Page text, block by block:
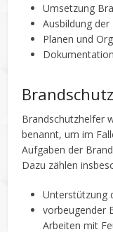
Umsetzung
Ausbildung
Planen und
Brandschutzhelfer
benannt, um im
Aufgaben der
Dazu zählen
Unterstützung
vorbeugender
Arbeiten mit